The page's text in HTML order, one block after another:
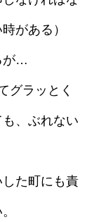
がある）
が…
グラッとく
、ぶれない
た町にも責